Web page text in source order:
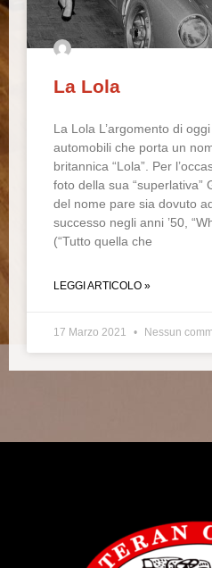
La Lola
La Lola L’argomento di
automobili che porta un
britannica “Lola”. Per
foto della sua “superlativa”
del nome pare sia dovuto
successo negli anni ’50,
(“Tutto quella che
LEGGI ARTICOLO »
17 Marzo 2021 Nessun